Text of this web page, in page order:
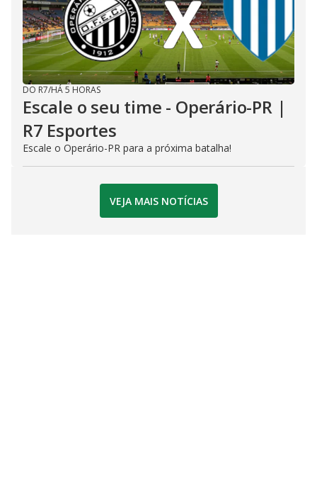
DO R7/HÁ 5 HORAS
Escale o seu time - Operário-PR |
R7 Esportes
Escale o Operário-PR para a próxima batalha!
VEJA MAIS NOTÍCIAS